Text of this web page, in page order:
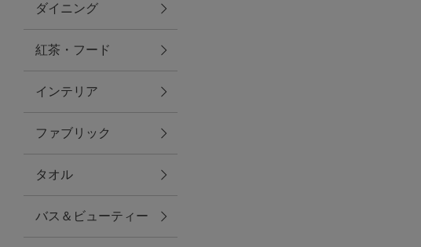
トラベルグッズ
ランチ
バッグ
キッチン・ダイニング
ダイニング
ダイニング
紅茶・フード
インテリア
ファブリック
タオル
バス＆ビューティー